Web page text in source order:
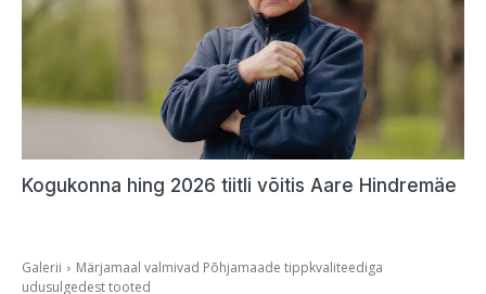
Kogukonna hing 2026 tiitli võitis Aare Hindremäe